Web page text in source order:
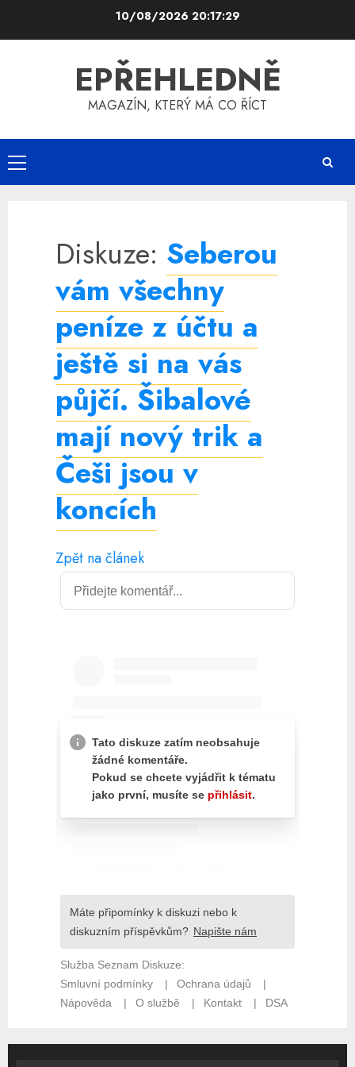
10/08/2026 20:17:29
EPŘEHLEDNĚ
MAGAZÍN, KTERÝ MÁ CO ŘÍCT
Primary
Menu
Diskuze: Seberou
vám všechny
peníze z účtu a
ještě si na vás
půjčí. Šibalové
mají nový trik a
Češi jsou v
koncích
Zpět na článek